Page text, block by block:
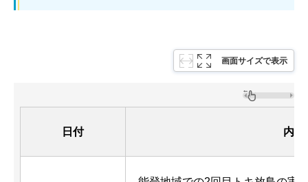
画面サイズで表示
日付 内容